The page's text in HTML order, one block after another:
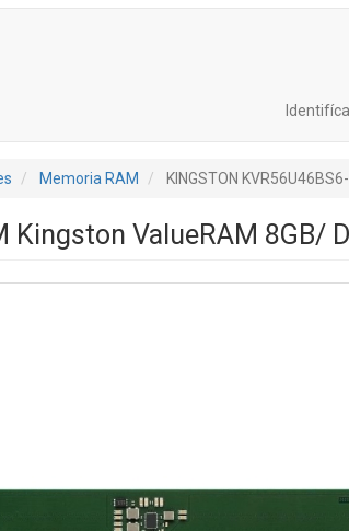
Memoria RAM KINGSTON
Kingston ValueRAM 8GB/